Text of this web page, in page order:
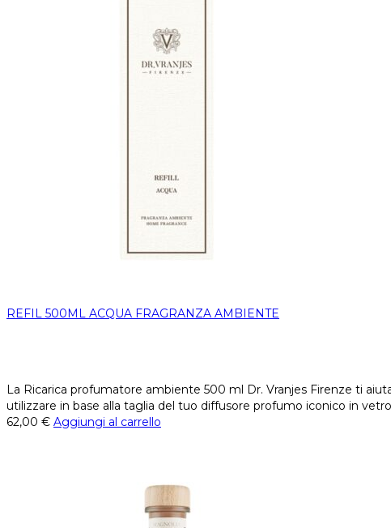
REFIL 500ML ACQUA FRAGRANZA AMBIENTE
La Ricarica profumatore ambiente 500 ml Dr. Vranjes Firenze ti
utilizzare in base alla taglia del tuo diffusore profumo iconico in
62,00 € Aggiungi al carrello